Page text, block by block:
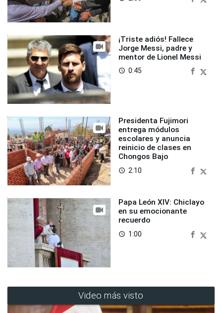
¡Triste adiós! Fallece
Jorge Messi, padre y
mentor de Lionel Messi
access_time 0:45
Presidenta Fujimori
entrega módulos
escolares y anuncia
reinicio de clases en
Chongos Bajo
access_time 2:10
Papa León XIV: Chiclayo
en su emocionante
recuerdo
access_time 1:00
Video más visto